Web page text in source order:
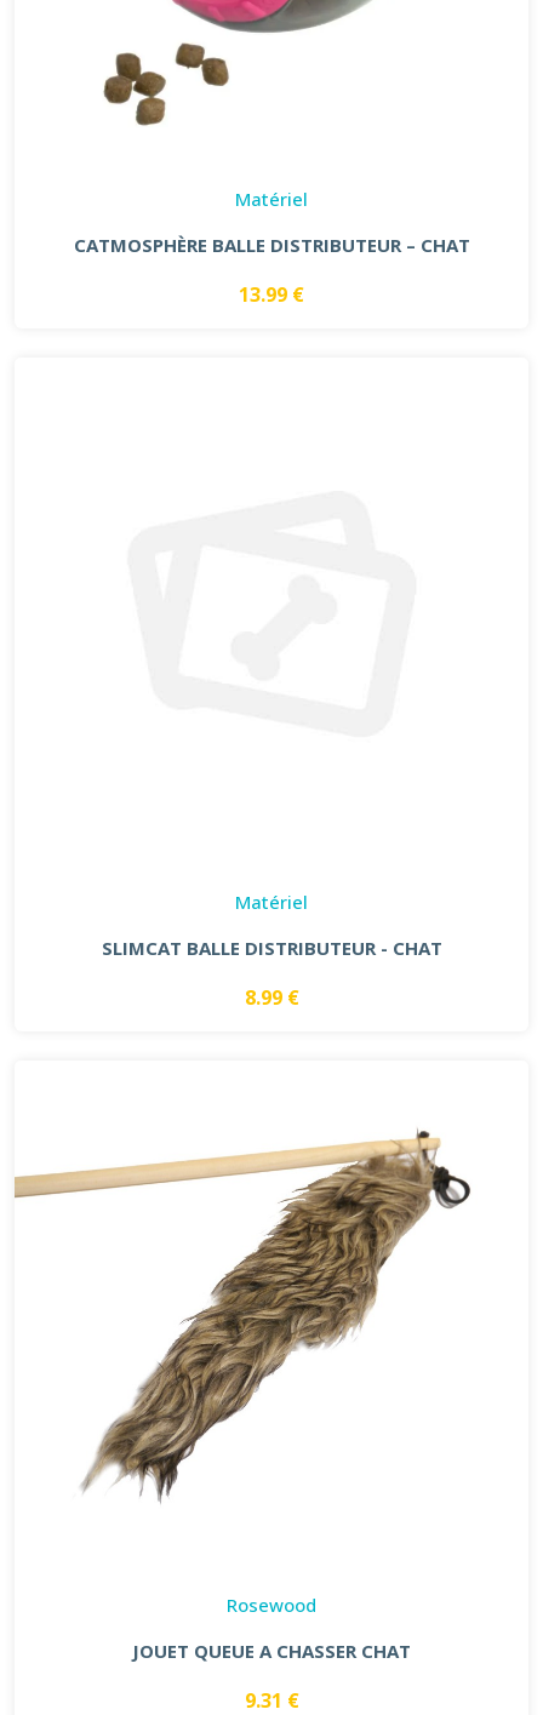
Matériel
CATMOSPHÈRE BALLE DISTRIBUTEUR – CHAT
13.99 €
Matériel
SLIMCAT BALLE DISTRIBUTEUR - CHAT
8.99 €
Rosewood
JOUET QUEUE A CHASSER CHAT
9.31 €